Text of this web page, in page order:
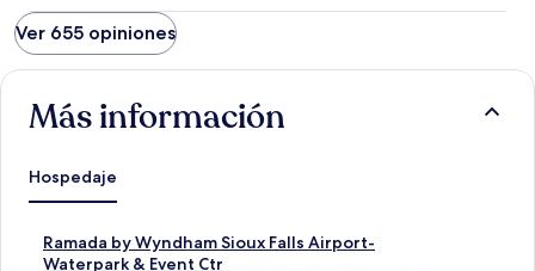
Ver 655 opiniones
Más información
Hospedaje
Ramada by Wyndham Sioux Falls Airport-
Waterpark & Event Ctr
E
n